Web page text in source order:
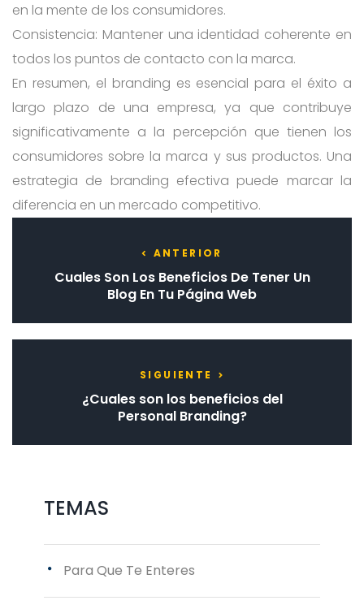
en la mente de los consumidores.
Consistencia: Mantener una identidad coherente en
todos los puntos de contacto con la marca.
En resumen, el branding es esencial para el éxito a
largo plazo de una empresa, ya que contribuye
significativamente a la percepción que tienen los
consumidores sobre la marca y sus productos. Una
estrategia de branding efectiva puede marcar la
diferencia en un mercado competitivo.
Anterior
ANTERIOR
Cuales Son Los Beneficios De Tener Un
Blog En Tu Página Web
Siguiente
SIGUIENTE
¿Cuales son los beneficios del
Personal Branding?
TEMAS
Para Que Te Enteres